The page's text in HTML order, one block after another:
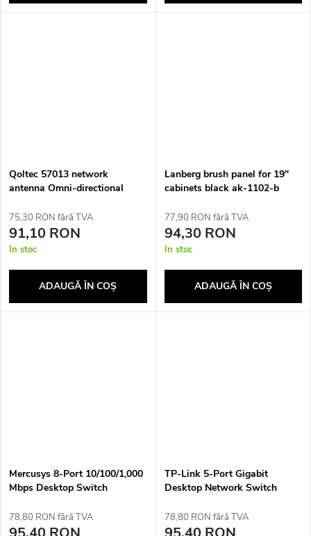
Qoltec 57013 network
antenna Omni-directional
75,30 RON fără TVA
91,10 RON
In stoc
ADAUGĂ ÎN COŞ
Lanberg brush panel for 19"
cabinets black ak-1102-b
77,90 RON fără TVA
94,30 RON
In stoc
ADAUGĂ ÎN COŞ
Mercusys 8-Port 10/100/1,000
Mbps Desktop Switch
78,80 RON fără TVA
TP-Link 5-Port Gigabit
Desktop Network Switch
78,80 RON fără TVA